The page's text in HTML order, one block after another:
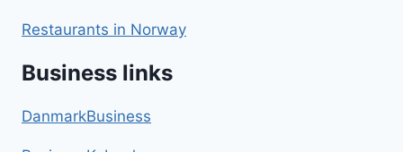
Restaurants in Norway
Business links
DanmarkBusiness